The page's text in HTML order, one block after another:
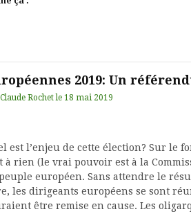
2019: Un
Claude Rochet le 18 mai 2019
est l’enjeu de cette élection? Sur le
à rien (le vrai pouvoir est à la
européen. Sans attendre le
les dirigeants européens se sont
être remise en cause. Les